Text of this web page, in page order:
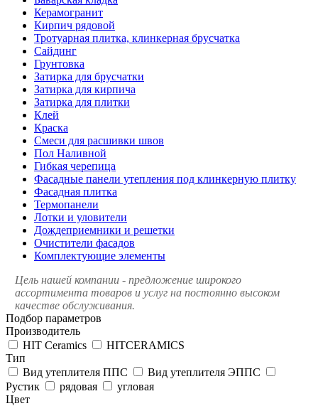
Керамогранит
Кирпич рядовой
Тротуарная плитка, клинкерная брусчатка
Сайдинг
Грунтовка
Затирка для брусчатки
Затирка для кирпича
Затирка для плитки
Клей
Краска
Смеси для расшивки швов
Пол Наливной
Гибкая черепица
Фасадные панели утепления под клинкерную плитку
Фасадная плитка
Термопанели
Лотки и уловители
Дождеприемники и решетки
Очистители фасадов
Комплектующие элементы
Цель нашей компании - предложение широкого
ассортимента товаров и услуг на постоянно высоком
качестве обслуживания.
Подбор параметров
Производитель
HIT Ceramics
HITCERAMICS
Тип
Вид утеплителя ППС
Вид утеплителя ЭППС
Рустик
рядовая
угловая
Цвет